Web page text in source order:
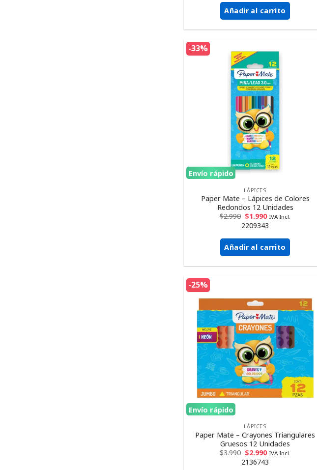
Añadir al carrito
-33%
Envío rápido
LÁPICES
Paper Mate – Lápices de Colores
Redondos 12 Unidades
$2.990 $1.990 IVA Incl.
2209343
Añadir al carrito
-25%
Envío rápido
LÁPICES
Paper Mate – Crayones Triangulares
Gruesos 12 Unidades
$3.990 $2.990 IVA Incl.
2136743